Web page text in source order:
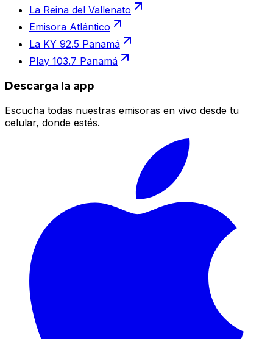
La Reina del Vallenato
Emisora Atlántico
La KY 92.5 Panamá
Play 103.7 Panamá
Descarga la app
Escucha todas nuestras emisoras en vivo desde tu
celular, donde estés.